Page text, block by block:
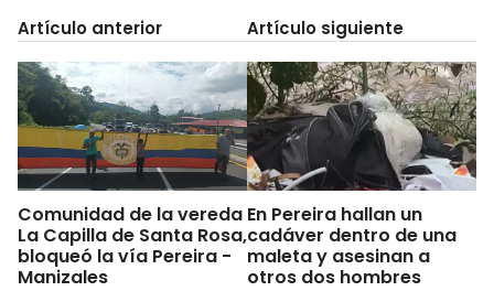
Artículo anterior
Comunidad de la vereda
La Capilla de Santa Rosa,
bloqueó la vía Pereira -
Manizales
Artículo siguiente
En Pereira hallan un
cadáver dentro de una
maleta y asesinan a
otros dos hombres